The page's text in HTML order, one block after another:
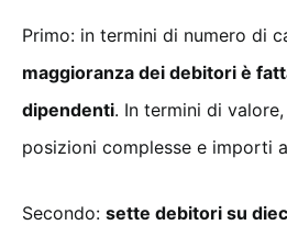
Primo: in termini di numero di
maggioranza dei debitori è
dipendenti. In termini di
posizioni complesse e importi
Secondo: sette debitori su